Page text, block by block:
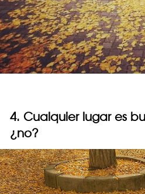
4. Cualquier lugar es
¿no?